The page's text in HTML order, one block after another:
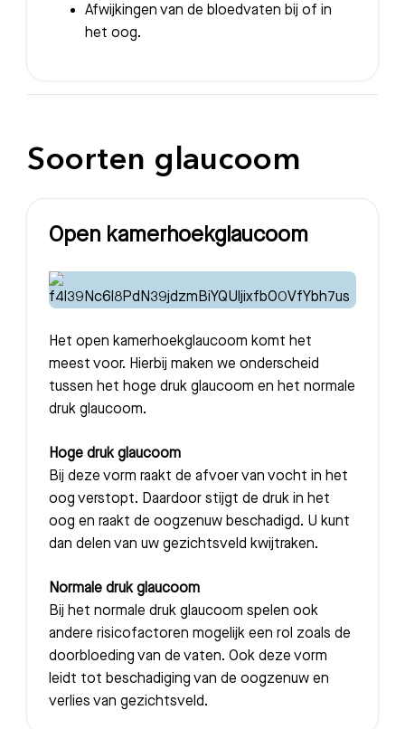
Afwijkingen van de bloedvaten bij of in
het oog.
Soorten glaucoom
Open kamerhoekglaucoom
Het open kamerhoekglaucoom komt het
meest voor. Hierbij maken we onderscheid
tussen het hoge druk glaucoom en het normale
druk glaucoom.
Hoge druk glaucoom
Bij deze vorm raakt de afvoer van vocht in het
oog verstopt. Daardoor stijgt de druk in het
oog en raakt de oogzenuw beschadigd. U kunt
dan delen van uw gezichtsveld kwijtraken.
Normale druk glaucoom
Bij het normale druk glaucoom spelen ook
andere risicofactoren mogelijk een rol zoals de
doorbloeding van de vaten. Ook deze vorm
leidt tot beschadiging van de oogzenuw en
verlies van gezichtsveld.